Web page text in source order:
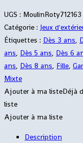
UGS : MoulinRoty712163
Catégorie : Jeux
Étiquettes : Dès 3 ans,
ans, Dès 5 ans, Dès 6
ans, Dès 8 ans, Fille,
Mixte
Ajouter à ma listeDéjà
liste
Ajouter à ma liste
Description